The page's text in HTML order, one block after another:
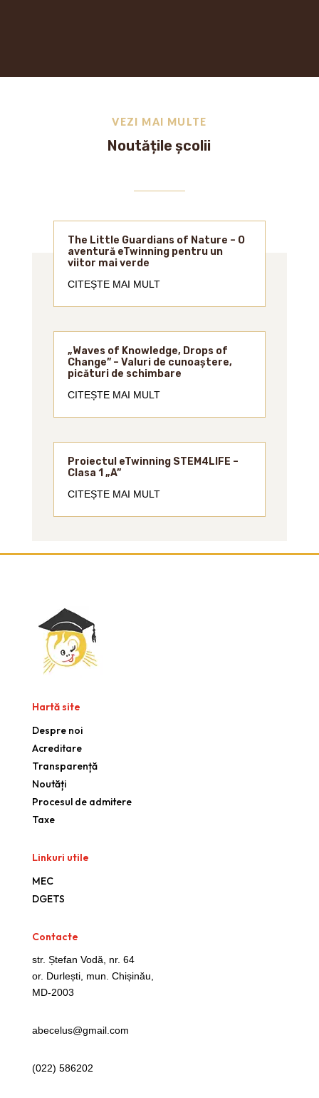
VEZI MAI MULTE
Noutățile școlii
The Little Guardians of Nature – O
aventură eTwinning pentru un
viitor mai verde
CITEȘTE MAI MULT
„Waves of Knowledge, Drops of
Change” – Valuri de cunoaștere,
picături de schimbare
CITEȘTE MAI MULT
Proiectul eTwinning STEM4LIFE –
Clasa 1 „A”
CITEȘTE MAI MULT
Hartă site
Despre noi
Acreditare
Transparență
Noutăți
Procesul de admitere
Taxe
Linkuri utile
MEC
DGETS
Contacte
str. Ștefan Vodă, nr. 64
or. Durlești, mun. Chișinău,
MD-2003
abecelus@gmail.com
(022) 586202